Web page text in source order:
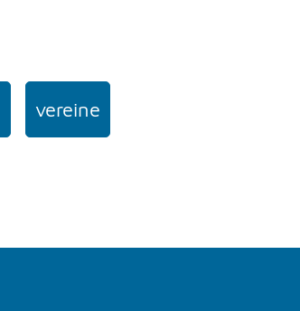
vereine